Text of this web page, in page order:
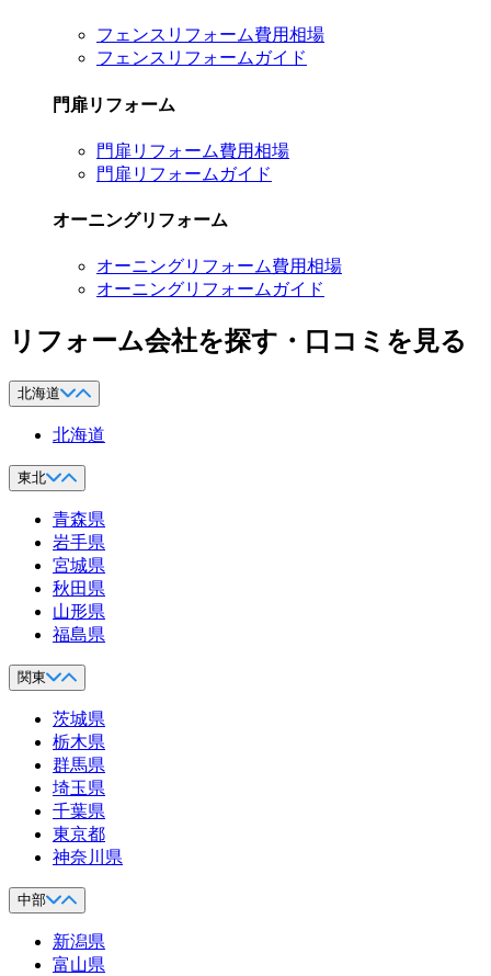
フェンスリフォーム費用相場
フェンスリフォームガイド
門扉リフォーム
門扉リフォーム費用相場
門扉リフォームガイド
オーニングリフォーム
オーニングリフォーム費用相場
オーニングリフォームガイド
リフォーム会社を探す・口コミを見る
北海道
北海道
東北
青森県
岩手県
宮城県
秋田県
山形県
福島県
関東
茨城県
栃木県
群馬県
埼玉県
千葉県
東京都
神奈川県
中部
新潟県
富山県